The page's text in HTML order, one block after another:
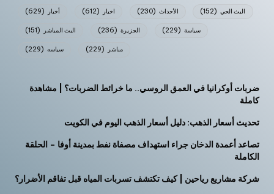
أخبار (629) اخبار (612) الأحداث (230) البث الحي (152)
البث المباشر (151) الجزيرة (236) سياسة (229)
سياسه (229) مباشر (229)
ضربات أوكرانيا في العمق الروسي.. ما خرائط الضربات؟ | مشاهدة
كاملة
تحديث أسعار الذهب: دليل أسعار الذهب اليوم في الكويت
تصاعد أعمدة الدخان جراء استهداف مصفاة نفط بمدينة أوفا – الحلقة
الكاملة
شركة مشاريع رياحين | كيف تكتشف تسربات المياه قبل تفاقم الأضرار؟